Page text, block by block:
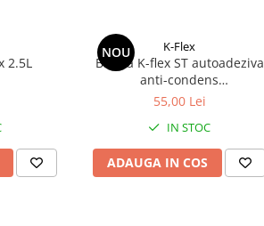
2.5L
NOU K-Flex
Banda K-flex ST autoadeziva
anti-condens
10mx100mmx3mm
55,00 Lei
IN STOC
ADAUGA IN COS